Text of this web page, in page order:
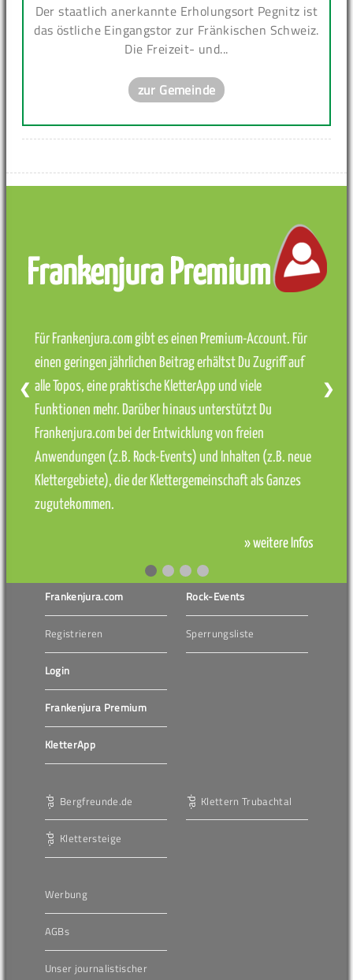
Der staatlich anerkannte Erholungsort Pegnitz ist
das östliche Eingangstor zur Fränkischen Schweiz.
Die Freizeit- und...
zur Gemeinde
Frankenjura Premium
Für Frankenjura.com gibt es einen Premium-Account. Für
einen geringen jährlichen Beitrag erhältst Du Zugriff auf
alle Topos, eine praktische KletterApp und viele
Funktionen mehr. Darüber hinaus unterstützt Du
Frankenjura.com bei der Entwicklung von freien
Anwendungen (z.B. Rock-Events) und Inhalten (z.B. neue
Klettergebiete), die der Klettergemeinschaft als Ganzes
zugutekommen.
» weitere Infos
❮ ❯
Frankenjura.com
Registrieren
Login
Frankenjura Premium
KletterApp
Rock-Events
Sperrungsliste
Bergfreunde.de
Klettersteige
Klettern Trubachtal
Werbung
AGBs
Unser journalistischer